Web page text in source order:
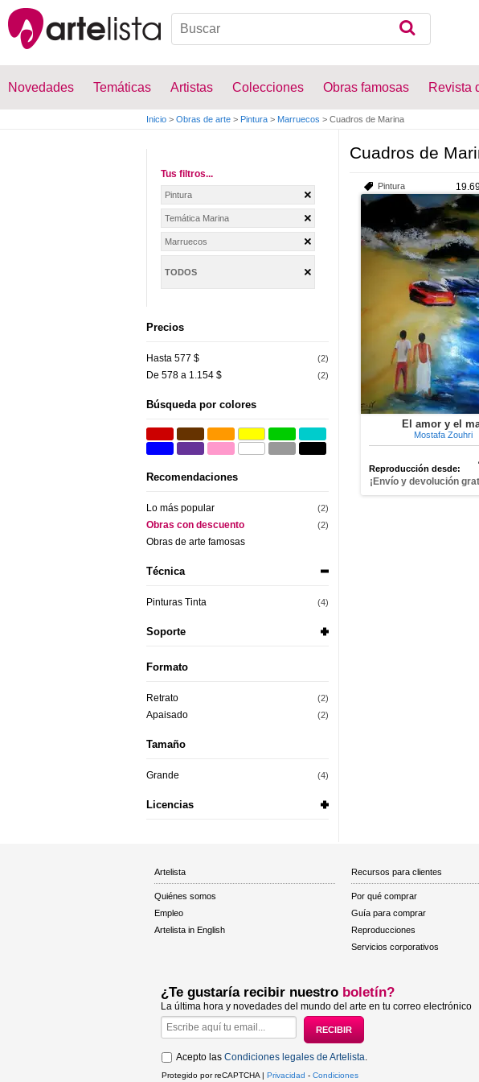
Novedades Temáticas Artistas Colecciones Obras famosas Revista
Inicio > Obras de arte > Pintura > Marruecos > Cuadros de Marina
Tus filtros...
Pintura
Temática Marina
Marruecos
TODOS
Precios
Hasta 577 $ (2)
De 578 a 1.154 $ (2)
Búsqueda por colores
Recomendaciones
Lo más popular (2)
Obras con descuento (2)
Obras de arte famosas
Técnica
Pinturas Tinta (4)
Soporte
Formato
Retrato (2)
Apaisado (2)
Tamaño
Grande (4)
Licencias
Cuadros de
Pintura
El amor y el
Mostafa Zouhri
Reproducción desde:
¡Envío y devolución
Artelista
Quiénes somos
Empleo
Artelista in English
Recursos para clientes
Por qué comprar
Guía para comprar
Reproducciones
Servicios corporativos
¿Te gustaría recibir nuestro boletín?
La última hora y novedades del mundo del arte en tu correo electrónico
Acepto las Condiciones legales de Artelista.
Protegido por reCAPTCHA | Privacidad - Condiciones